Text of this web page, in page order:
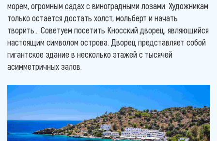
морем, огромным садах с виноградными лозами. Художникам
только остается достать холст, мольберт и начать
творить… Советуем посетить Кносский дворец, являющийся
настоящим символом острова. Дворец представляет собой
гигантское здание в несколько этажей с тысячей
асимметричных залов.